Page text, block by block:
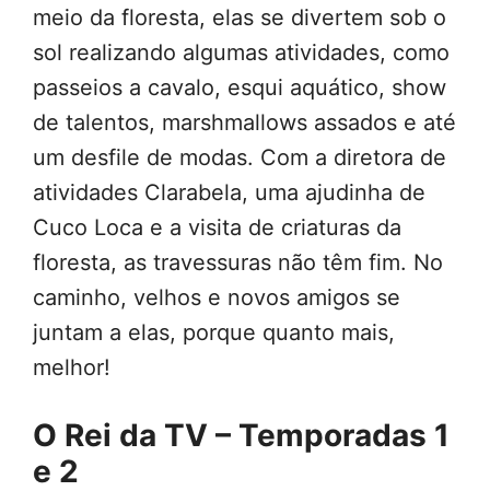
meio da floresta, elas se divertem sob o
sol realizando algumas atividades, como
passeios a cavalo, esqui aquático, show
de talentos, marshmallows assados e até
um desfile de modas. Com a diretora de
atividades Clarabela, uma ajudinha de
Cuco Loca e a visita de criaturas da
floresta, as travessuras não têm fim. No
caminho, velhos e novos amigos se
juntam a elas, porque quanto mais,
melhor!
O Rei da TV – Temporadas 1
e 2